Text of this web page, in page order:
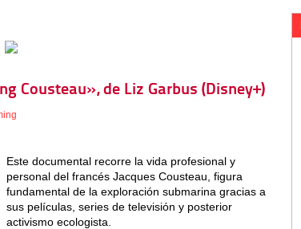
Cousteau», de Liz Garbus (Disney+)
Este documental recorre la vida profesional y
personal del francés Jacques Cousteau, figura
fundamental de la exploración submarina gracias a
sus películas, series de televisión y posterior
activismo ecologista.